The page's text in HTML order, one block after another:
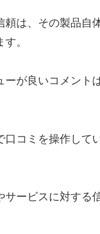
は、その製品自
。
が良いコメント
コミを操作して
ービスに対する